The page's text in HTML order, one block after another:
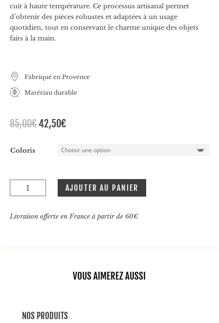
cuit à haute température. Ce processus artisanal permet
d’obtenir des pièces robustes et adaptées à un usage
quotidien, tout en conservant le charme unique des objets
faits à la main.
Fabriqué en Provence
Matériau durable
85,00€Le
42,50€Le
est :
Coloris
quantité
de
en
AJOUTER AU PANIER
Livraison offerte en France à partir de 60€
VOUS AIMEREZ AUSSI
NOS PRODUITS